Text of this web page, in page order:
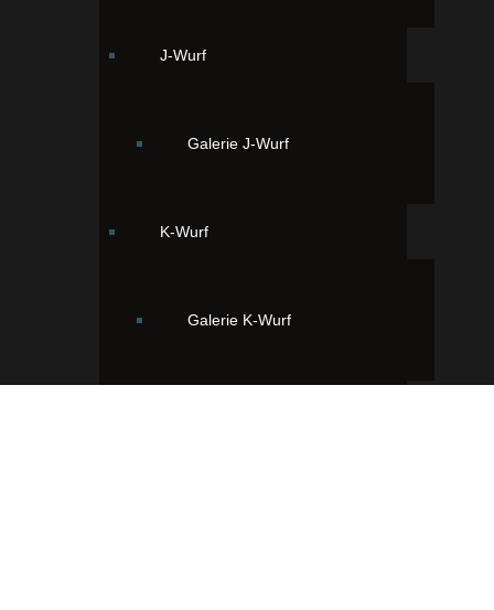
J-Wurf
Galerie J-Wurf
K-Wurf
Galerie K-Wurf